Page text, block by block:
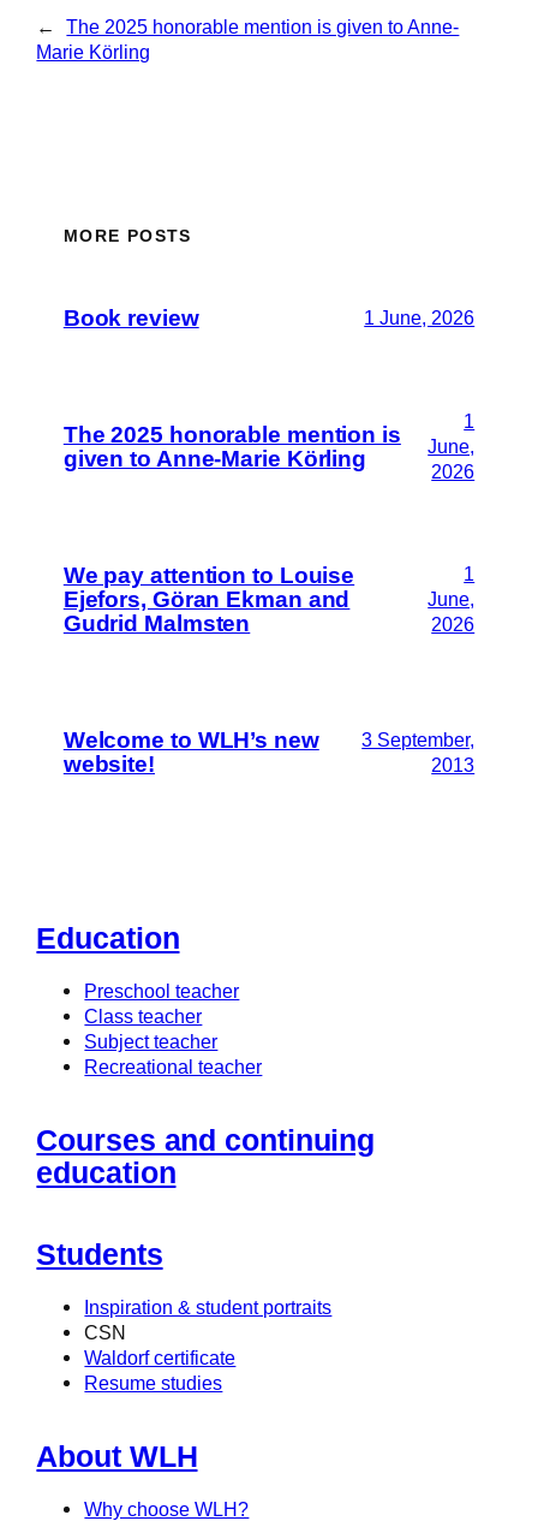
←
The 2025 honorable mention is given to Anne-
Marie Körling
MORE POSTS
Book review 1 June, 2026
The 2025 honorable mention is
given to Anne-Marie Körling
1
June,
2026
We pay attention to Louise
Ejefors, Göran Ekman and
Gudrid Malmsten
1
June,
2026
Welcome to WLH’s new
website!
3 September,
2013
Education
Preschool teacher
Class teacher
Subject teacher
Recreational teacher
Courses and continuing
education
Students
Inspiration & student portraits
CSN
Waldorf certificate
Resume studies
About WLH
Why choose WLH?